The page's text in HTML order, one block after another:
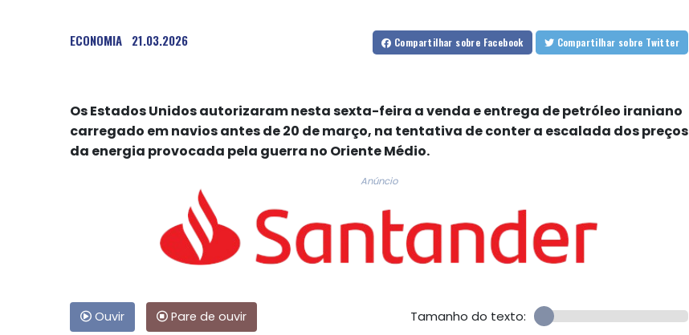
ECONOMIA 21.03.2026 Compartilhar sobre Facebook Compartilhar sobre Twitter
Os Estados Unidos autorizaram nesta sexta-feira a venda e entrega de petróleo iraniano
carregado em navios antes de 20 de março, na tentativa de conter a escalada dos preços
da energia provocada pela guerra no Oriente Médio.
Anúncio
Ouvir Pare de ouvir Tamanho do texto: